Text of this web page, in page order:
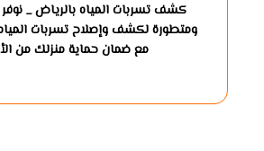
كشف تسربات المياه بالرياض _ نوفر
ومتطورة لكشف وإصلاح تسربات
مع ضمان حماية منزلك من